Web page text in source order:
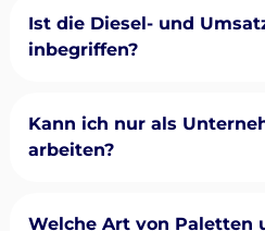
Ist die Diesel- und
inbegriffen?
Kann ich nur als
arbeiten?
Welche Art von Paletten